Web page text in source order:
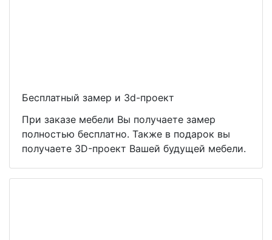
Бесплатный замер и 3d-проект
При заказе мебели Вы получаете замер
полностью бесплатно. Также в подарок вы
получаете 3D-проект Вашей будущей мебели.